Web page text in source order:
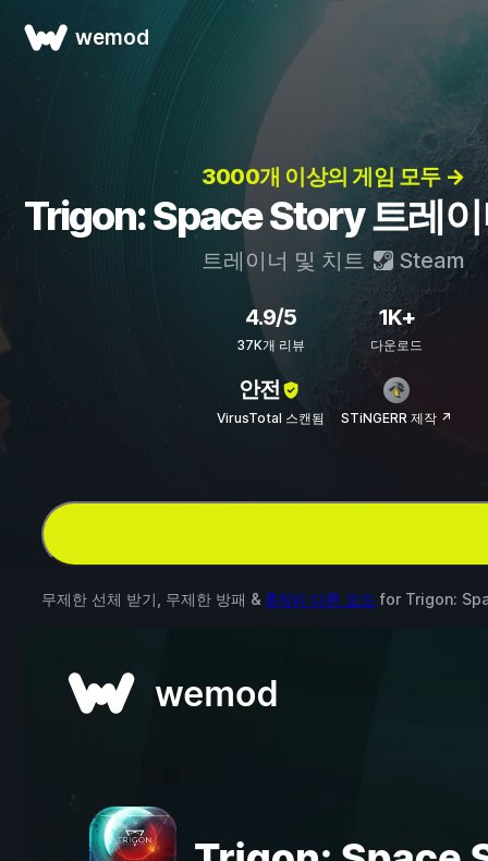
wemod
3000개 이상의 게임 모두 →
Trigon: Space Story 트레이
트레이너 및 치트 Steam
4.9/5
37K개 리뷰
1K+
다운로드
안전
VirusTotal 스캔됨 STiNGERR 제작 ↗
무제한 선체 받기, 무제한 방패 & 8개의 다른 모드 for Trigon: